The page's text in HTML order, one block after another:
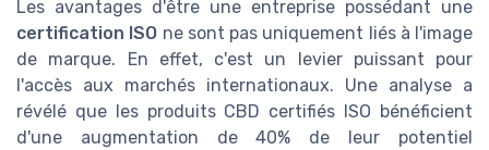
Les avantages d'être une entreprise possédant une
certification ISO ne sont pas uniquement liés à l'image
de marque. En effet, c'est un levier puissant pour
l'accès aux marchés internationaux. Une analyse a
révélé que les produits CBD certifiés ISO bénéficient
d'une augmentation de 40% de leur potentiel